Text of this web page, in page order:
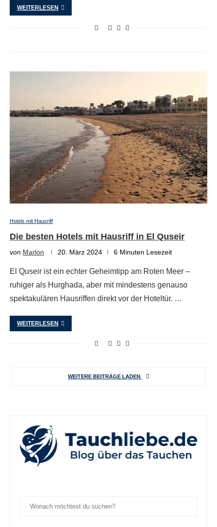
WEITERLESEN
Hotels mit Hausriff
Die besten Hotels mit Hausriff in El Quseir
von Marlon 20. März 2024 6 Minuten Lesezeit
El Quseir ist ein echter Geheimtipp am Roten Meer –
ruhiger als Hurghada, aber mit mindestens genauso
spektakulären Hausriffen direkt vor der Hoteltür. …
WEITERLESEN
WEITERE BEITRÄGE LADEN